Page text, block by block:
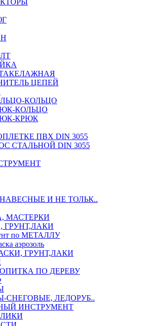
ЦЕПЕЙ
КОЛЬЦО
КОЛЬЦО
КРЮК
ПВХ DIN 3055
СТАЛЬНОЙ DIN 3055
И НЕ ТОЛЬК..
МАСТЕРКИ
ГРУНТ,ЛАКИ
по МЕТАЛЛУ
аэрозоль
ГРУНТ,ЛАКИ
ПО ДЕРЕВУ
СНЕГОВЫЕ, ЛЕДОРУБ..
ИНСТРУМЕНТ